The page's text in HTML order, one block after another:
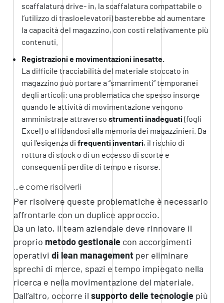
scaffalatura drive- in, la scaffalatura compattabile o
l’utilizzo di trasloelevatori) basterebbe ad aumentare
la capacità del magazzino, con costi relativamente più
contenuti.
Registrazioni e movimentazioni inesatte.
La difficile tracciabilità del materiale stoccato in
magazzino può portare a “smarrimenti” temporanei
degli articoli: una problematica che spesso insorge
quando le attività di movimentazione vengono
amministrate attraverso strumenti inadeguati(fogli
Excel) o affidandosi alla memoria dei magazzinieri. Da
qui l’esigenza di frequenti inventari, il rischio di
rottura di stock o di un eccesso di scorte e
conseguenti perdite di tempo e risorse.
…e come risolverli
Per risolvere queste problematiche è necessario
affrontarle con un duplice approccio.
Da un lato, il team aziendale deve rinnovare il
proprio metodo gestionalecon accorgimenti
operativi di lean managementper eliminare
sprechi di merce, spazi e tempo impiegato nella
ricerca e nella movimentazione del materiale.
Dall’altro, occorre il supporto delle tecnologiepiù